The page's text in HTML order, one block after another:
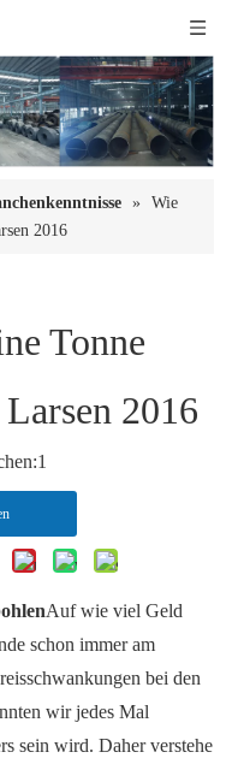
» Wie
2016
Tonne
2016
1
Auf wie viel Geld
schon immer am
bei den
wir jedes Mal
sein wird. Daher verstehe